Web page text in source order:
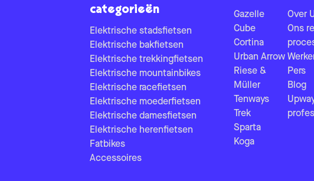
categorieën
Elektrische stadsfietsen
Elektrische bakfietsen
Elektrische trekkingfietsen
Elektrische mountainbikes
Elektrische racefietsen
Elektrische moederfietsen
Elektrische damesfietsen
Elektrische herenfietsen
Fatbikes
Accessoires
Gazelle
Cube
Cortina
Urban Arrow
Riese &
Müller
Tenways
Trek
Sparta
Koga
Over
Ons
Pers
Blog